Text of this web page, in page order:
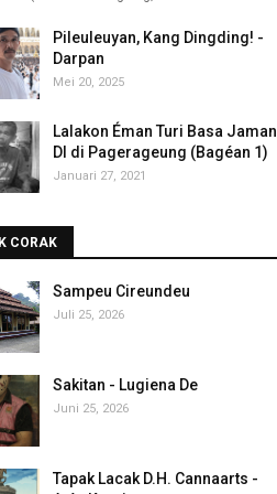
Pileuleuyan, Kang Dingding! -
Darpan
Mei 20, 2025
Lalakon Éman Turi Basa Jaman
DI di Pagerageung (Bagéan 1)
Januari 27, 2021
CORAK
Sampeu Cireundeu
Juli 25, 2026
Sakitan - Lugiena De
Juni 25, 2026
Tapak Lacak D.H. Cannaarts -